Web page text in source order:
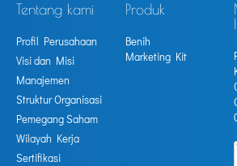
Tentang kami
Profil Perusahaan
Visi dan Misi
Manajemen
Struktur Organisasi
Pemegang Saham
Wilayah Kerja
Sertifikasi
Produk
Benih
Marketing Kit